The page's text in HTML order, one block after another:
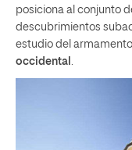
posiciona al conjunto
descubrimientos
estudio del
occidental